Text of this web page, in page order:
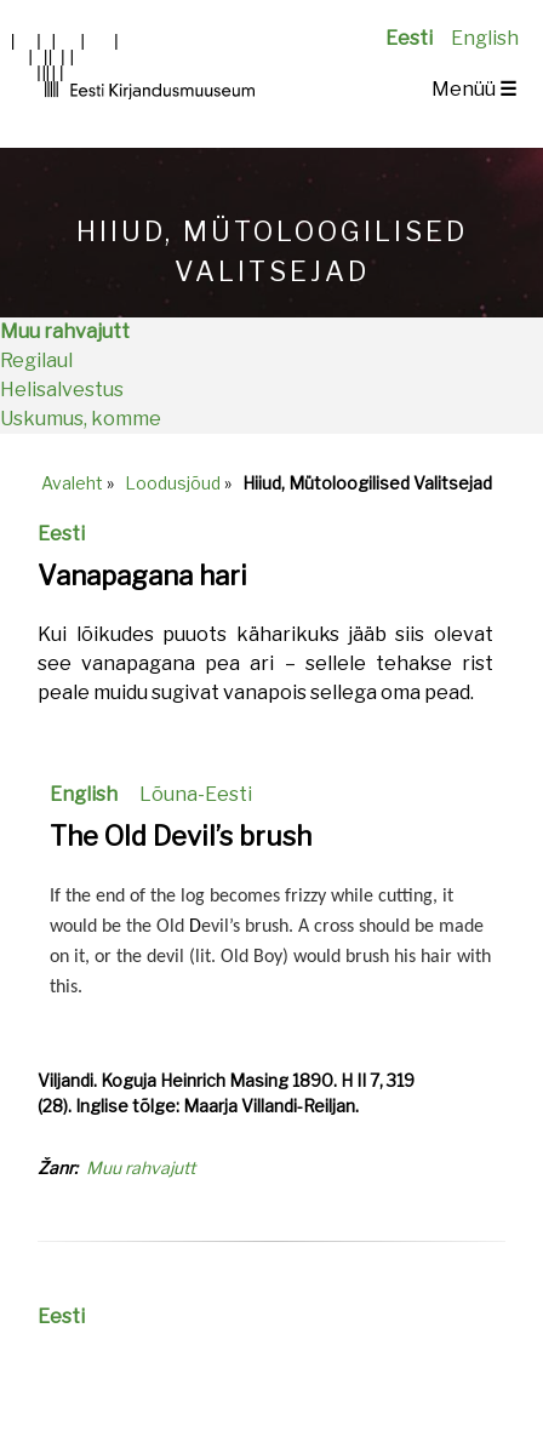
Eesti English
Main
Menüü ☰
HIIUD, MÜTOLOOGILISED
VALITSEJAD
Muu rahvajutt
Regilaul
Helisalvestus
Uskumus, komme
Avaleht » Loodusjõud » Hiiud, Mütoloogilised Valitsejad
Eesti
Vanapagana hari
Kui lõikudes puuots käharikuks jääb siis olevat
see vanapagana pea ari – sellele tehakse rist
peale muidu sugivat vanapois sellega oma pead.
English Lõuna-Eesti
The Old Devil’s brush
If the end of the log becomes frizzy while cutting, it
would be the Old Devil’s brush. A cross should be made
on it, or the devil (lit. Old Boy) would brush his hair with
this.
Viljandi. Koguja Heinrich Masing 1890. H II 7, 319
(28). Inglise tõlge: Maarja Villandi-Reiljan.
Žanr Muu rahvajutt
Eesti